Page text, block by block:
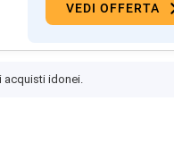
VEDI OFFERTA
acquisti idonei.